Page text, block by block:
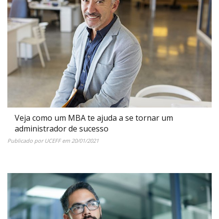
Veja como um MBA te ajuda a se tornar um
administrador de sucesso
Publicado porUCEFFem 20/01/2021